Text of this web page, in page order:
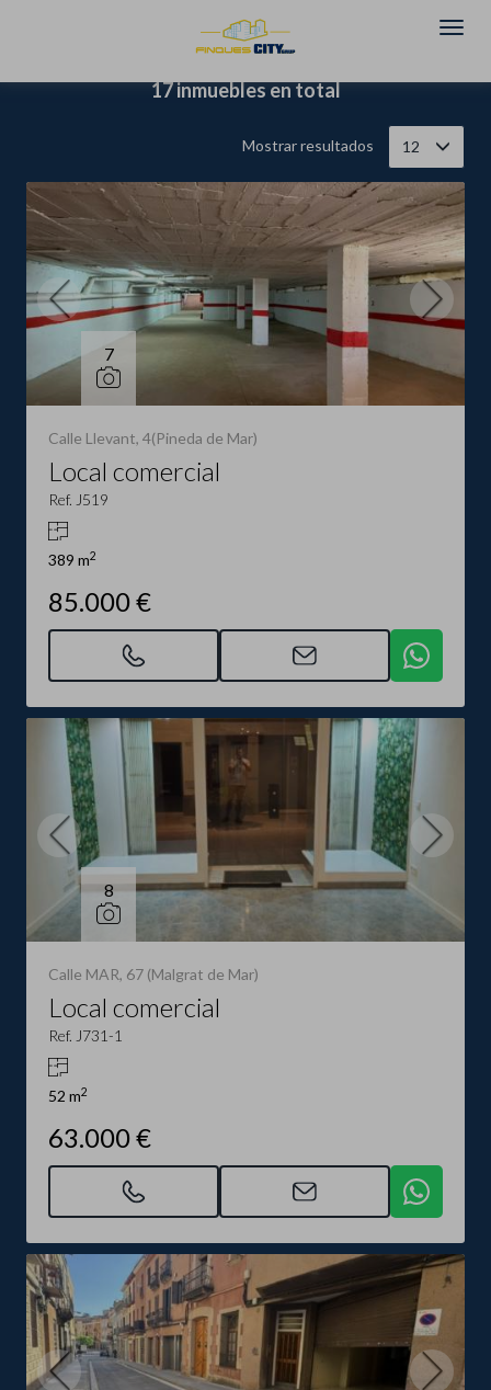
17 inmuebles en total
Mostrar resultados 12
7
Calle Llevant, 4(Pineda de Mar)
Local comercial
Ref. J519
389 m2
85.000 €
8
Calle MAR, 67 (Malgrat de Mar)
Local comercial
Ref. J731-1
52 m2
63.000 €